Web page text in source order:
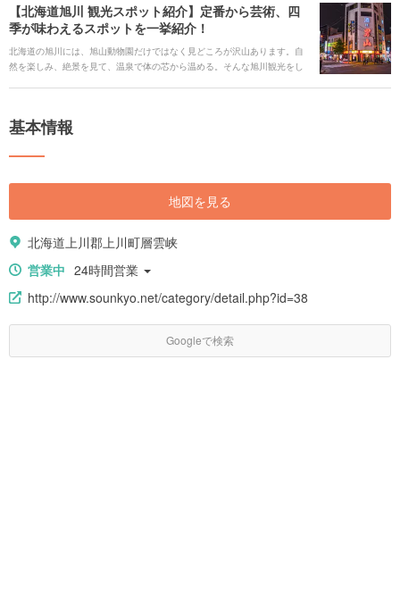
【北海道旭川 観光スポット紹介】定番から芸術、四
季が味わえるスポットを一挙紹介！
北海道の旭川には、旭山動物園だけではなく見どころが沢山あります。自
然を楽しみ、絶景を見て、温泉で体の芯から温める。そんな旭川観光をし
基本情報
地図を見る
北海道上川郡上川町層雲峡
営業中 24時間営業
http://www.sounkyo.net/category/detail.php?id=38
Googleで検索